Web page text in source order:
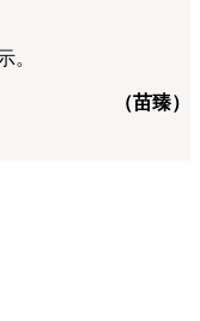
。
（苗臻）